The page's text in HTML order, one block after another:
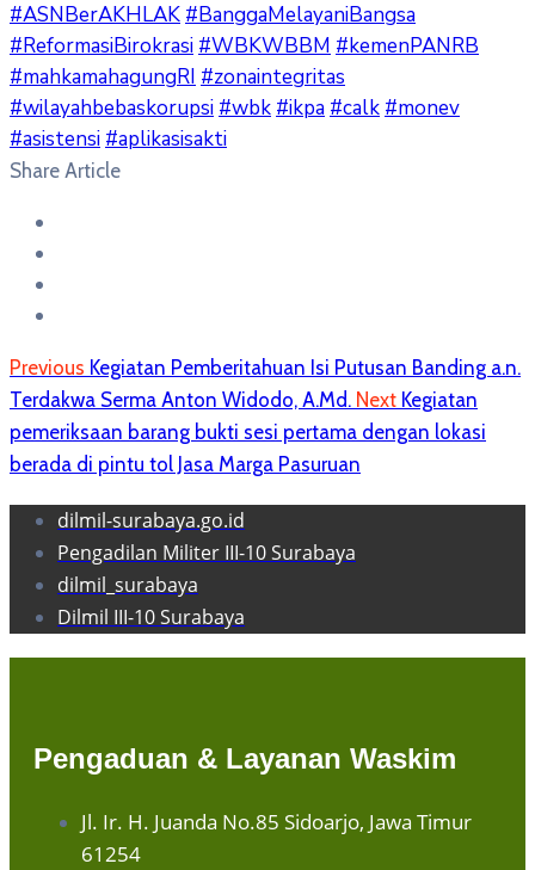
#ASNBerAKHLAK #BanggaMelayaniBangsa
#ReformasiBirokrasi #WBKWBBM #kemenPANRB
#mahkamahagungRI #zonaintegritas
#wilayahbebaskorupsi #wbk #ikpa #calk #monev
#asistensi #aplikasisakti
Share Article
Previous Kegiatan Pemberitahuan Isi Putusan Banding a.n.
Terdakwa Serma Anton Widodo, A.Md. Next Kegiatan
pemeriksaan barang bukti sesi pertama dengan lokasi
berada di pintu tol Jasa Marga Pasuruan
dilmil-surabaya.go.id
Pengadilan Militer III-10 Surabaya
dilmil_surabaya
Dilmil III-10 Surabaya
Pengaduan & Layanan Waskim
Jl. Ir. H. Juanda No.85 Sidoarjo, Jawa Timur
61254